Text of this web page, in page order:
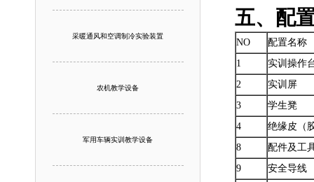
采暖通风和空调制冷实验装置
农机教学设备
军用车辆实训教学设备
五、配
NO
配置名称
1
实训操作
2
实训屏
3
学生凳
4
绝缘皮（
8
配件及工
9
安全导线